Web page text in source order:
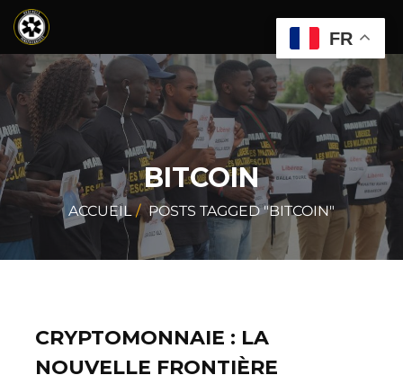
BITCOIN
ACCUEIL POSTS TAGGED "BITCOIN"
CRYPTOMONNAIE : LA
NOUVELLE FRONTIÈRE
FR